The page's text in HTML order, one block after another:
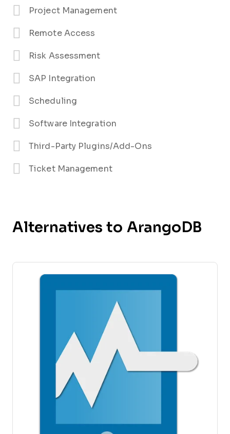
Project Management
Remote Access
Risk Assessment
SAP Integration
Scheduling
Software Integration
Third-Party Plugins/Add-Ons
Ticket Management
Alternatives to ArangoDB